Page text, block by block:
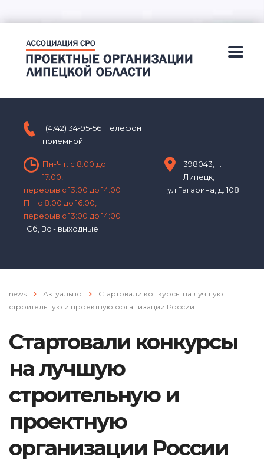
(4742) 34-95-56 Телефон
приемной
Пн-Чт: с 8:00 до
17:00,
перерыв с 13:00 до 14:00
Пт: с 8:00 до 16:00,
перерыв с 13:00 до 14:00
Сб, Вс - выходные
398043, г.
Липецк,
ул.Гагарина, д. 108
news Актуально
Стартовали конкурсы на лучшую
строительную и проектную организации России
Стартовали конкурсы
на лучшую
строительную и
проектную
организации России